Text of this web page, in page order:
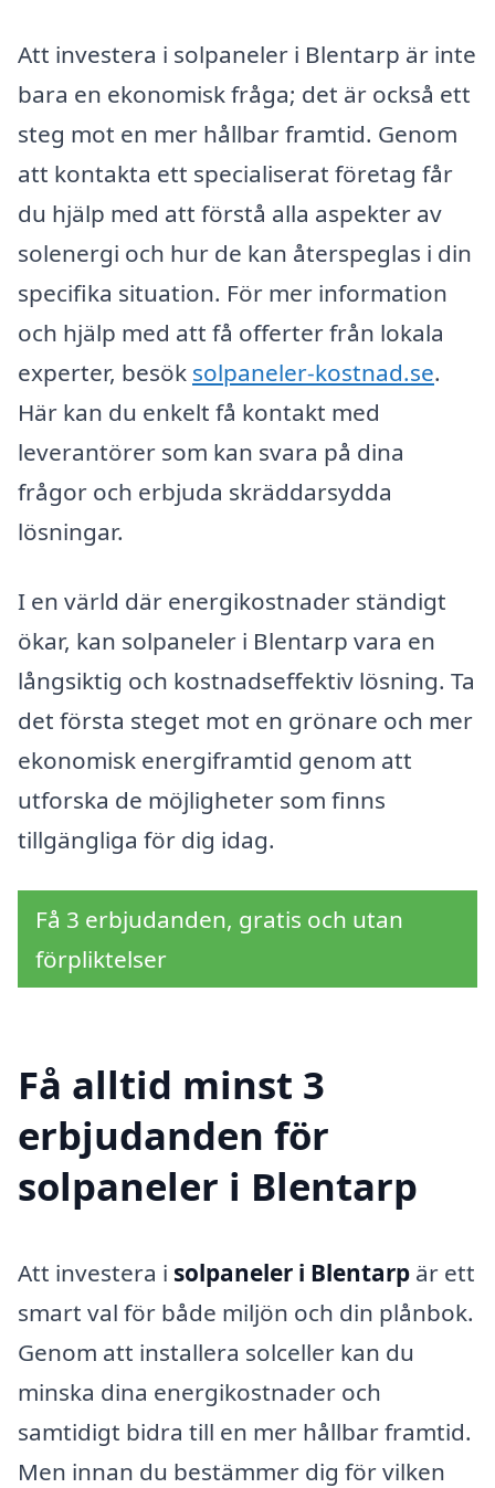
Att investera i solpaneler i Blentarp är inte
bara en ekonomisk fråga; det är också ett
steg mot en mer hållbar framtid. Genom
att kontakta ett specialiserat företag får
du hjälp med att förstå alla aspekter av
solenergi och hur de kan återspeglas i din
specifika situation. För mer information
och hjälp med att få offerter från lokala
experter, besök solpaneler-kostnad.se.
Här kan du enkelt få kontakt med
leverantörer som kan svara på dina
frågor och erbjuda skräddarsydda
lösningar.
I en värld där energikostnader ständigt
ökar, kan solpaneler i Blentarp vara en
långsiktig och kostnadseffektiv lösning. Ta
det första steget mot en grönare och mer
ekonomisk energiframtid genom att
utforska de möjligheter som finns
tillgängliga för dig idag.
Få 3 erbjudanden, gratis och utan
förpliktelser
Få alltid minst 3
erbjudanden för
solpaneler i Blentarp
Att investera i solpaneler i Blentarp är ett
smart val för både miljön och din plånbok.
Genom att installera solceller kan du
minska dina energikostnader och
samtidigt bidra till en mer hållbar framtid.
Men innan du bestämmer dig för vilken